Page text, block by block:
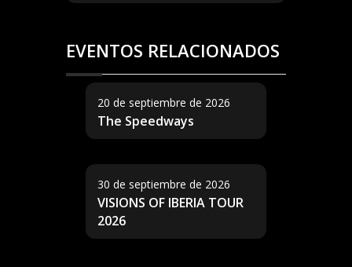
EVENTOS RELACIONADOS
20 de septiembre de 2026
The Speedways
30 de septiembre de 2026
VISIONS OF IBERIA TOUR
2026